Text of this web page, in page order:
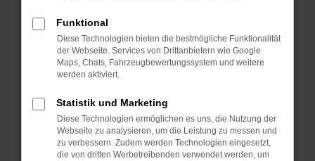
Fenster?
Starte dein Gerät neu.
Das kann manchmal helfen, vorübergehende
Probleme zu beheben.
Betriebssystem auf dem neuesten Stand
sind.
Veraltete Software birgt nicht nur ein
Sicherheitsrisiko, sondern kann auch dazu
Funktional
Diese Technologien bieten die bestmögliche Funktionalität
der Webseite. Services von Drittanbietern wie Google
Maps, Chats, Fahrzeugbewertungssystem und weitere
werden aktiviert.
Statistik und Marketing
Diese Technologien ermöglichen es uns, die Nutzung der
Webseite zu analysieren, um die Leistung zu messen und
zu verbessern. Zudem werden Technologien eingesetzt,
die von dritten Werbetreibenden verwendet werden, um